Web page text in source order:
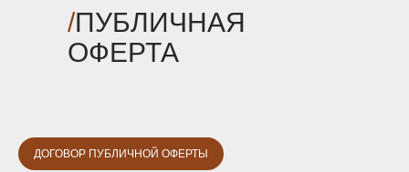
/ПУБЛИЧНАЯ
ОФЕРТА
ДОГОВОР ПУБЛИЧНОЙ ОФЕРТЫ